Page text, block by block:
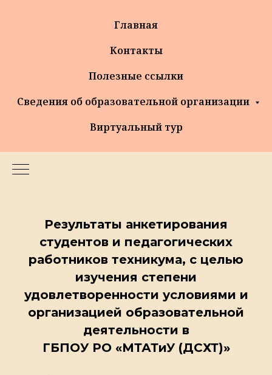
Главная
Контакты
Полезные ссылки
Сведения об образовательной организации
Виртуальный тур
Результаты анкетирования
студентов и педагогических
работников техникума, с целью
изучения степени
удовлетворенности условиями и
организацией образовательной
деятельности в
ГБПОУ РО «МТАТиУ (ДСХТ)»